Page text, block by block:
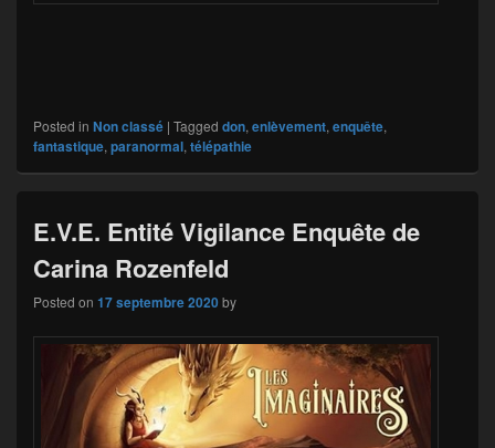
Posted in Non classé | Tagged don, enlèvement, enquête,
fantastique, paranormal, télépathie
E.V.E. Entité Vigilance Enquête de
Carina Rozenfeld
Posted on 17 septembre 2020by